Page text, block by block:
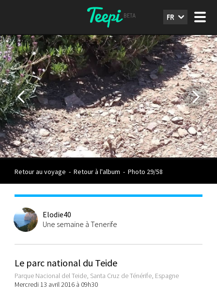
FR
Retour au voyage - Retour à l'album - Photo 29/58
Elodie40
Une semaine à Tenerife
Le parc national du Teide
Parque Nacional del Teide, Santa Cruz de Ténérife, Espagne
Mercredi 13 avril 2016 à 09h30